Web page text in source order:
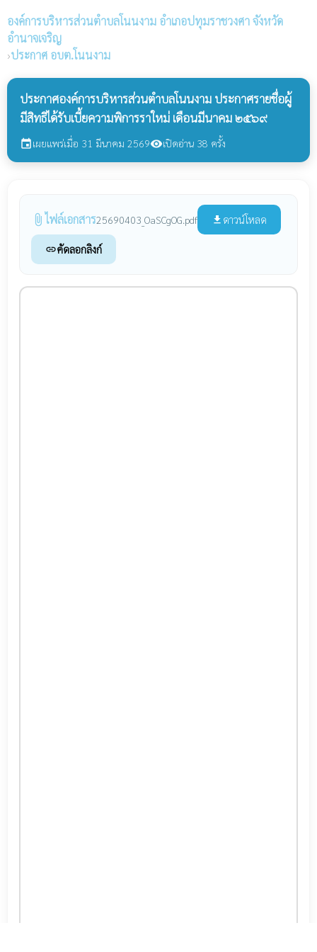
องค์การบริหารส่วนตำบลโนนงาม อำเภอปทุมราชวงศา จังหวัด
อำนาจเจริญ
›ประกาศ อบต.โนนงาม
ประกาศองค์การบริหารส่วนตำบลโนนงาม ประกาศรายชื่อผู้
มีสิทธิได้รับเบี้ยความพิการราใหม่ เดือนมีนาคม ๒๕๖๙
eventเผยแพร่เมื่อ 31 มีนาคม 2569visibilityเปิดอ่าน 38 ครั้ง
attach_file ไฟล์เอกสาร25690403_OaSCgOG.pdf file_download ดาวน์โหลด
linkคัดลอกลิงก์